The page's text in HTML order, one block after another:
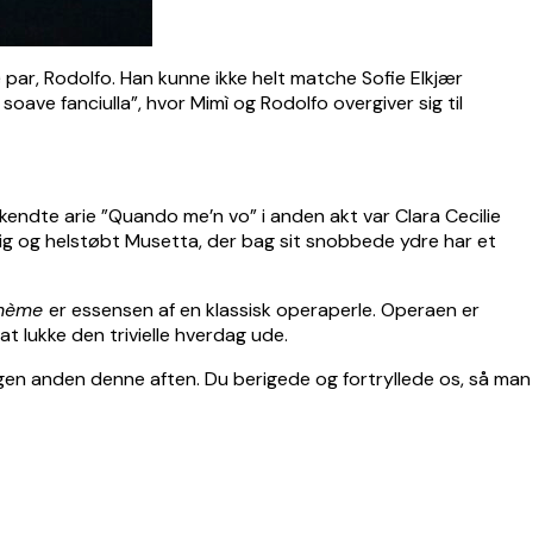
Rodolfo. Han kunne ikke helt matche Sofie Elkjær
fanciulla”, hvor Mimì og Rodolfo overgiver sig til
arie ”Quando me’n vo” i anden akt var Clara Cecilie
og helstøbt Musetta, der bag sit snobbede ydre har et
er essensen af en klassisk operaperle. Operaen er
lukke den trivielle hverdag ude.
anden denne aften. Du berigede og fortryllede os, så man